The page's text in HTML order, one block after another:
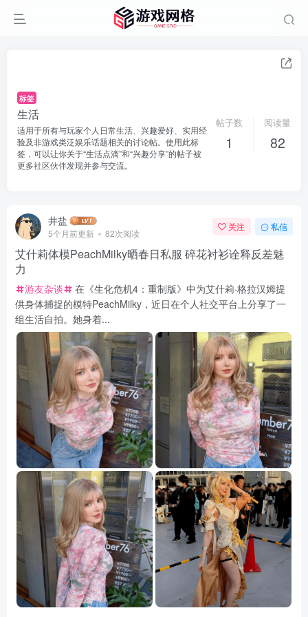
杂烩 网络游戏
1677热度
关注
问题求助
867热度
关注
手机游戏
548热度
关注
标签
生活
适用于所有与玩家个人日常生活、兴趣爱好、实用经
验及非游戏类泛娱乐话题相关的讨论帖。使用此标
签，可以让你关于“生活点滴”和“兴趣分享”的帖子被
更多社区伙伴发现并参与交流。
帖子数
1
阅读量
82
井盐
5个月前更新 82次阅读
关注 私信
艾什莉体模PeachMilky晒春日私服 碎花衬衫诠释反差魅
力
游友杂谈
在《生化危机4：重制版》中为艾什莉·格拉汉姆提
供身体捕捉的模特PeachMilky，近日在个人社交平台上分享了一
组生活自拍。她身着...